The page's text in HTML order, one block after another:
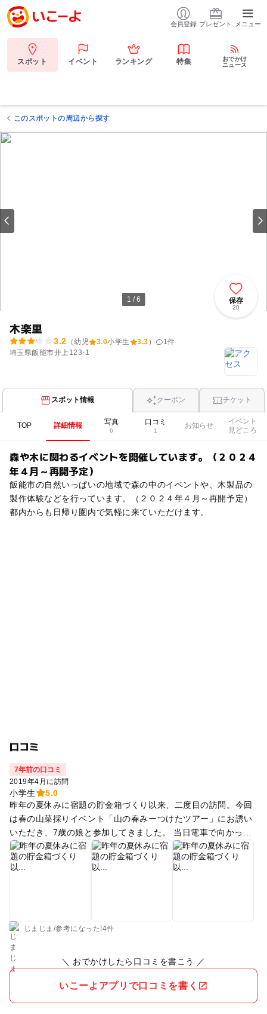
会員登録 プレゼント メニュー
スポット イベント ランキング 特集
おでかけ
ニュース
このスポットの周辺から探す
1 / 6
木楽里
3.2 （幼児 3.0小学生 3.3 ） 1件
埼玉県飯能市井上123-1
保存
20
スポット情報 クーポン チケット
TOP 詳細情報 写真
6
口コミ
1
お知らせ
イベント
見どころ
森や木に関わるイベントを開催しています。（２０２４
年４月～再開予定）
飯能市の自然いっぱいの地域で森の中のイベントや、木製品の
製作体験などを行っています。（２０２４年４月～再開予定）
都内からも日帰り圏内で気軽に来ていただけます。
口コミ
7年前の口コミ
2019年4月に訪問
小学生
5.0
昨年の夏休みに宿題の貯金箱づくり以来、二度目の訪問。今回
は春の山菜採りイベント「山の春みーつけたツアー」にお誘い
いただき、7歳の娘と参加してきました。 当日電車で向かった
我が家は、西武池袋線「東吾野」へ向かいます。車窓からはと
ても自然豊かでのどかな風景が広がっています。 駅では我が家
同様に電車で来た参加者を、木楽里のスタッフさんたちが出迎
さくで、ちょっと緊張していた娘も安心したのか会話が弾みま
す。 工房に到着すると、西川材の小さな板をもらい、自分の名
前を書いてネームプレートとして首から下げます。娘は色ペン
でオリジナルネームプレートづくりに没頭。娘よ、今日のメイ
ンイベントはネームプレートづくりではないぞ…。 当日の流れ
やスタッフ紹介、注意事項などの説明をしてもらい、いざ山菜
じまじま /参考に なった!4件
＼ おでかけしたら口コミを書こう ／
いこーよアプリで口コミを書く